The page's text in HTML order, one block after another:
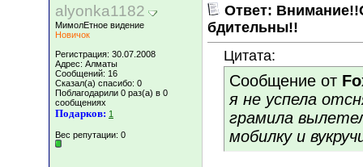
alyonka1182
МимолЕтное видение
Новичок
Регистрация: 30.07.2008
Адрес: Алматы
Сообщений: 16
Сказал(а) спасибо: 0
Поблагодарили 0 раз(а) в 0
сообщениях
Подарков: 1
Вес репутации: 0
Ответ:
бдительны!!
Цитата:
Сообщение от
я не успела
грамила
мобилку и